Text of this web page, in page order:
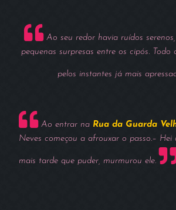
Ao seu redor havia ruídos
pequenas surpresas entre os cipós. Todo
pelos instantes já mais
Ao entrar na Rua da Guarda
Neves começou a afrouxar o passo.– Hei
mais tarde que puder, murmurou ele.